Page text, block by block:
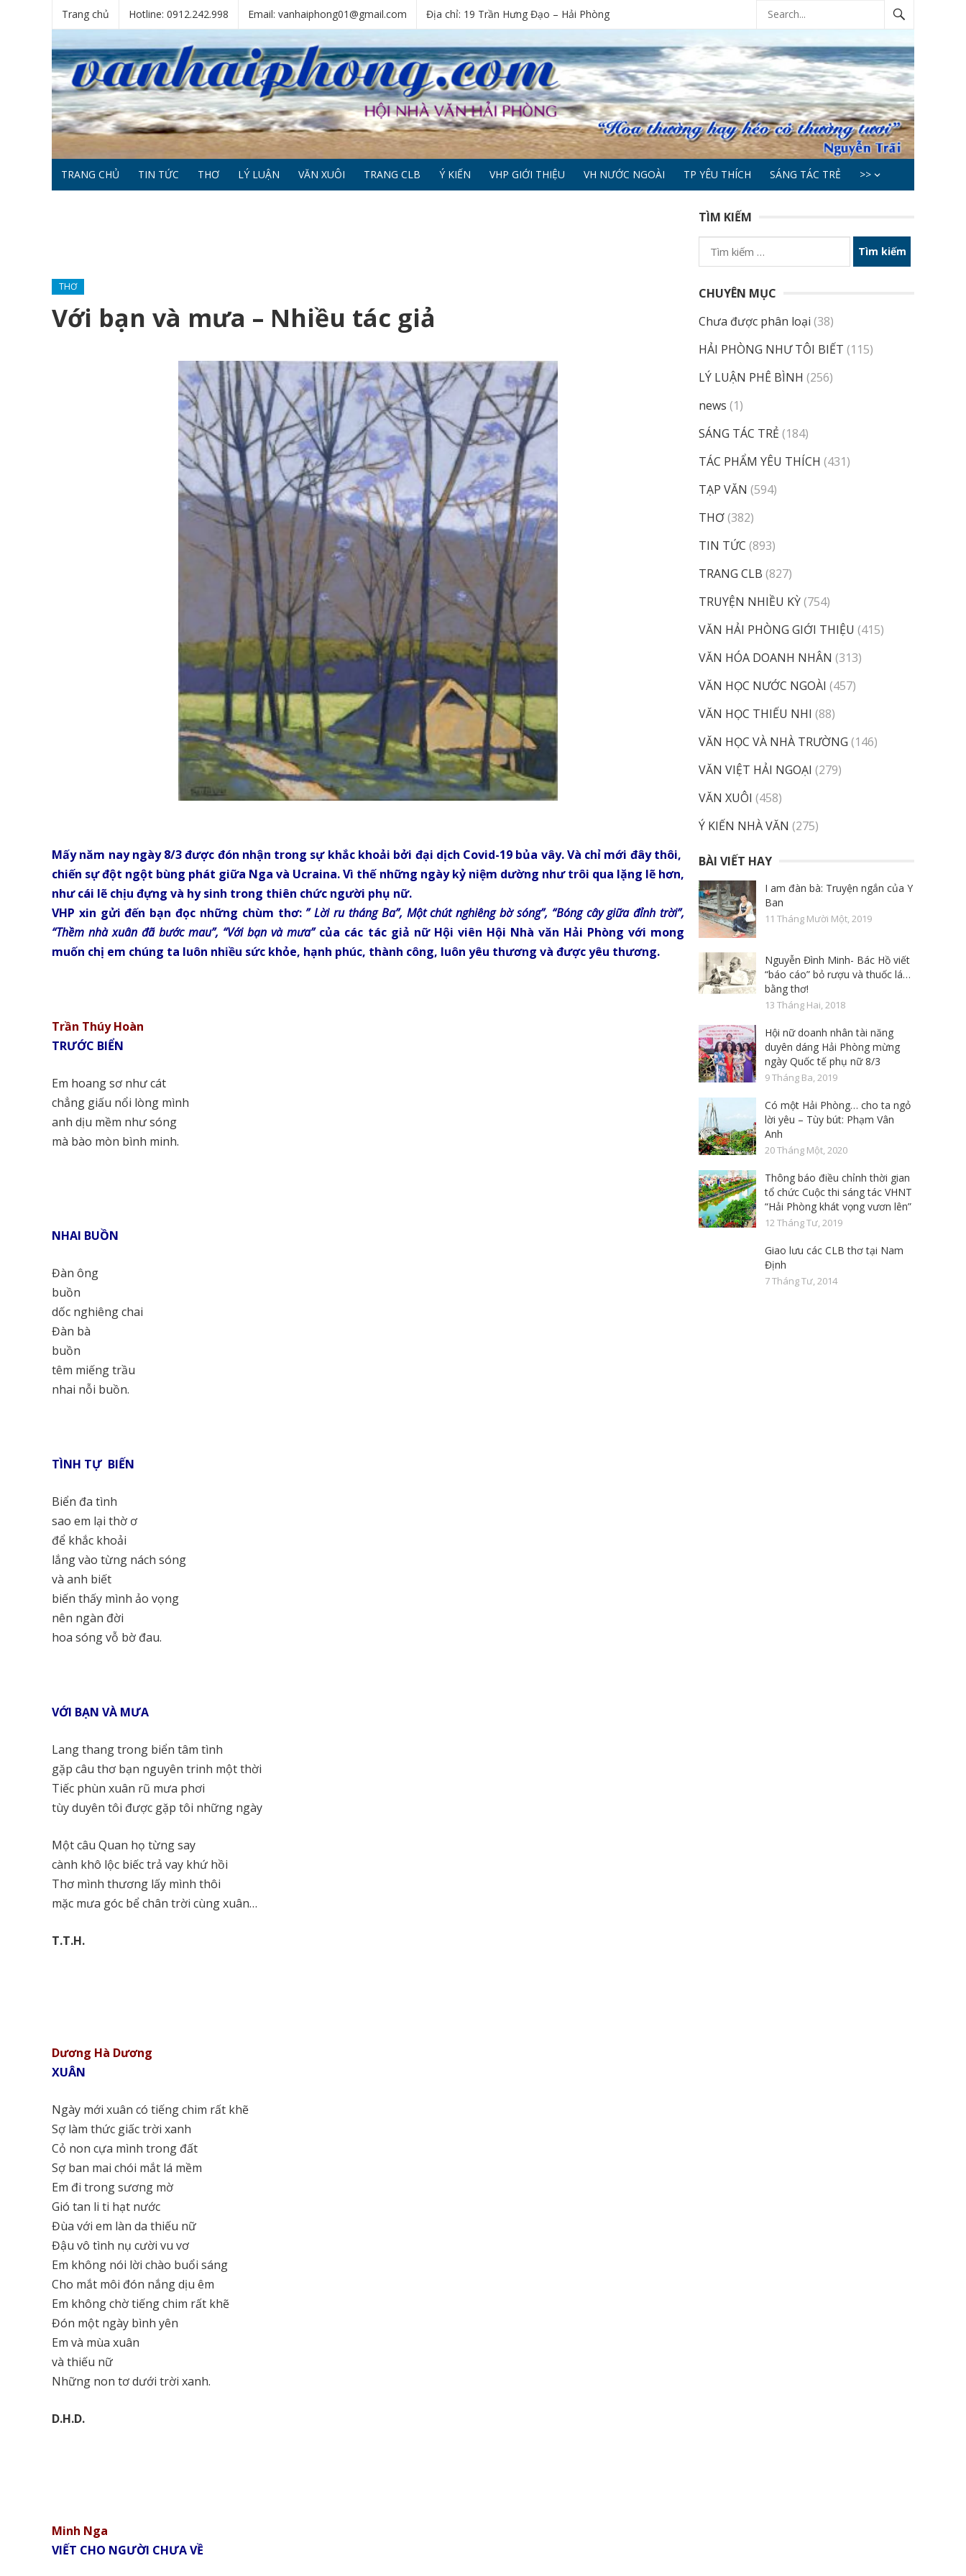
Trang chủ Hotline: 0912.242.998 Email: vanhaiphong01@gmail.com Địa chỉ: 19 Trần Hưng Đạo – Hải Phòng
TRANG CHỦ TIN TỨC THƠ LÝ LUẬN VĂN XUÔI TRANG CLB Ý KIẾN VHP GIỚI THIỆU VH NƯỚC NGOÀI TP YÊU THÍCH SÁNG TÁC TRẺ >>
THƠ
Với bạn và mưa – Nhiều tác giả
Mấy năm nay ngày 8/3 được đón nhận trong sự khắc khoải bởi đại dịch Covid-19 bủa vây. Và chỉ mới đây thôi,
chiến sự đột ngột bùng phát giữa Nga và Ucraina. Vì thế những ngày kỷ niệm dường như trôi qua lặng lẽ hơn,
như cái lẽ chịu đựng và hy sinh trong thiên chức người phụ nữ.
VHP xin gửi đến bạn đọc những chùm thơ: ” Lời ru tháng Ba”, Một chút nghiêng bờ sóng”, “Bóng cây giữa đỉnh trời”,
“Thềm nhà xuân đã bước mau”, “Với bạn và mưa”của các tác giả nữ Hội viên Hội Nhà văn Hải Phòng với mong
muốn chị em chúng ta luôn nhiều sức khỏe, hạnh phúc, thành công, luôn yêu thương và được yêu thương.
Trần Thúy Hoàn
TRƯỚC BIỂN
Em hoang sơ như cát
chẳng giấu nổi lòng mình
anh dịu mềm như sóng
mà bào mòn bình minh.
NHAI BUỒN
Đàn ông
buồn
dốc nghiêng chai
Đàn bà
buồn
têm miếng trầu
nhai nỗi buồn.
TÌNH TỰ BIẾN
Biển đa tình
sao em lại thờ ơ
để khắc khoải
lắng vào từng nách sóng
và anh biết
biến thấy mình ảo vọng
nên ngàn đời
hoa sóng vỗ bờ đau.
VỚI BẠN VÀ MƯA
Lang thang trong biển tâm tình
gặp câu thơ bạn nguyên trinh một thời
Tiếc phùn xuân rũ mưa phơi
tùy duyên tôi được gặp tôi những ngày
Một câu Quan họ từng say
cành khô lộc biếc trả vay khứ hồi
Thơ mình thương lấy mình thôi
mặc mưa góc bể chân trời cùng xuân…
T.T.H.
Dương Hà Dương
XUÂN
Ngày mới xuân có tiếng chim rất khẽ
Sợ làm thức giấc trời xanh
Cỏ non cựa mình trong đất
Sợ ban mai chói mắt lá mềm
Em đi trong sương mờ
Gió tan li ti hạt nước
Đùa với em làn da thiếu nữ
Đậu vô tình nụ cười vu vơ
Em không nói lời chào buổi sáng
Cho mắt môi đón nắng dịu êm
Em không chờ tiếng chim rất khẽ
Đón một ngày bình yên
Em và mùa xuân
và thiếu nữ
Những non tơ dưới trời xanh.
D.H.D.
Minh Nga
VIẾT CHO NGƯỜI CHƯA VỀ
TÌM KIẾM
Tìm
kiếm
CHUYÊN MỤC
Chưa được phân loại (38)
HẢI PHÒNG NHƯ TÔI BIẾT (115)
LÝ LUẬN PHÊ BÌNH (256)
news (1)
SÁNG TÁC TRẺ (184)
TÁC PHẨM YÊU THÍCH (431)
TẠP VĂN (594)
THƠ(382)
TIN TỨC (893)
TRANG CLB (827)
TRUYỆN NHIỀU KỲ(754)
VĂN HẢI PHÒNG GIỚI THIỆU (415)
VĂN HÓA DOANH NHÂN (313)
VĂN HỌC NƯỚC NGOÀI (457)
VĂN HỌC THIẾU NHI (88)
VĂN HỌC VÀ NHÀ TRƯỜNG (146)
VĂN VIỆT HẢI NGOẠI (279)
VĂN XUÔI (458)
Ý KIẾN NHÀ VĂN (275)
BÀI VIẾT HAY
I am đàn bà: Truyện ngắn của Y
Ban
11 Tháng Mười Một, 2019
Nguyễn Đình Minh- Bác Hồ viết
“báo cáo” bỏ rượu và thuốc lá…
bằng thơ!
13 Tháng Hai, 2018
Hội nữ doanh nhân tài năng
duyên dáng Hải Phòng mừng
ngày Quốc tế phụ nữ 8/3
9 Tháng Ba, 2019
Có một Hải Phòng… cho ta ngỏ
lời yêu – Tùy bút: Phạm Vân
Anh
20 Tháng Một, 2020
Thông báo điều chỉnh thời gian
tổ chức Cuộc thi sáng tác VHNT
“Hải Phòng khát vọng vươn lên”
12 Tháng Tư, 2019
Giao lưu các CLB thơ tại Nam
Định
7 Tháng Tư, 2014